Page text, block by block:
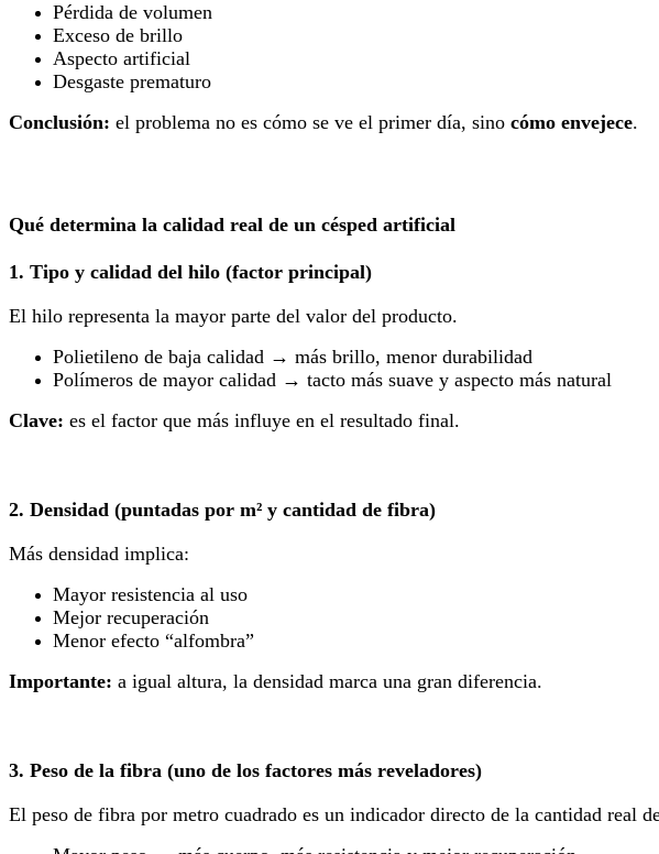
Pérdida de volumen
Exceso de brillo
Aspecto artificial
Desgaste prematuro
Conclusión: el problema no es cómo se ve el primer día, sino cómo envejece.
Qué determina la calidad real de un césped artificial
1. Tipo y calidad del hilo (factor principal)
El hilo representa la mayor parte del valor del producto.
Polietileno de baja calidad → más brillo, menor durabilidad
Polímeros de mayor calidad → tacto más suave y aspecto más natural
Clave: es el factor que más influye en el resultado final.
2. Densidad (puntadas por m² y cantidad de fibra)
Más densidad implica:
Mayor resistencia al uso
Mejor recuperación
Menor efecto “alfombra”
Importante: a igual altura, la densidad marca una gran diferencia.
3. Peso de la fibra (uno de los factores más reveladores)
El peso de fibra por metro cuadrado es un indicador directo de la cantidad real